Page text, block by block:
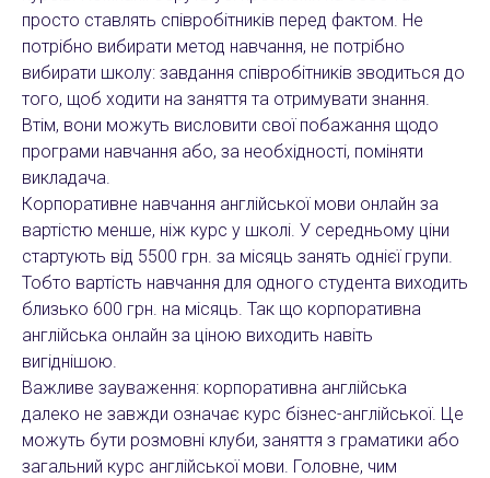
просто ставлять співробітників перед фактом. Не
потрібно вибирати метод навчання, не потрібно
вибирати школу: завдання співробітників зводиться до
того, щоб ходити на заняття та отримувати знання.
Втім, вони можуть висловити свої побажання щодо
програми навчання або, за необхідності, поміняти
викладача.
Корпоративне навчання англійської мови онлайн за
вартістю менше, ніж курс у школі. У середньому ціни
стартують від 5500 грн. за місяць занять однієї групи.
Тобто вартість навчання для одного студента виходить
близько 600 грн. на місяць. Так що корпоративна
англійська онлайн за ціною виходить навіть
вигіднішою.
Важливе зауваження: корпоративна англійська
далеко не завжди означає курс бізнес-англійської. Це
можуть бути розмовні клуби, заняття з граматики або
загальний курс англійської мови. Головне, чим